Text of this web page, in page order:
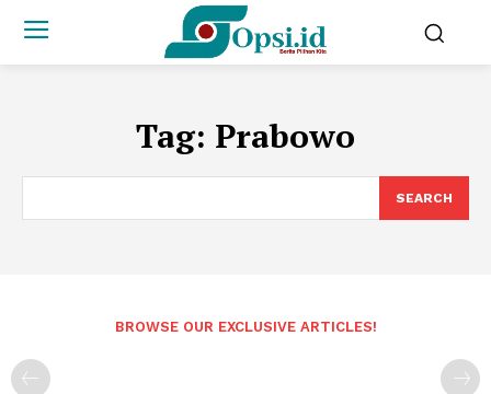
Tag: Prabowo
SEARCH
BROWSE OUR EXCLUSIVE ARTICLES!